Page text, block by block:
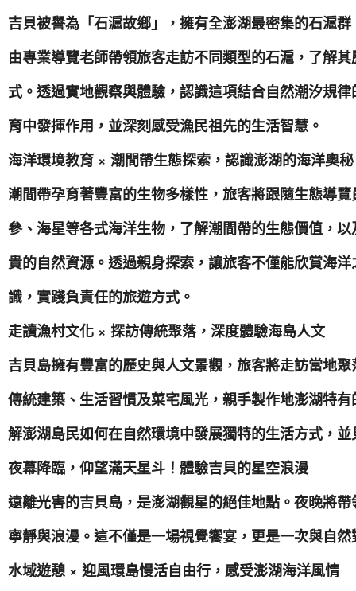
吉貝被譽為「石滬故鄉」，擁有全澎湖最密集的石滬
由專業導覽老師帶領旅客走訪不同類型的石滬，了解
式。透過實地觀察與體驗，認識這項結合自然潮汐規
育中發揮作用，並深刻感受漁民祖先的生活智慧。
海洋環境教育 × 潮間帶生態探索，認識澎湖的海洋奧秘
潮間帶孕育著豐富的生物多樣性，旅客將跟隨生態導
參、海星等各式海洋生物，了解潮間帶的生態價值，
貴的自然資源。透過親身探索，讓旅客不僅能欣賞海
識，實踐負責任的旅遊方式。
走讀漁村文化 × 探訪傳統聚落，深度體驗海島人文
吉貝島擁有豐富的歷史與人文景觀，旅客將走訪當地
傳統建築、生活習慣及菜宅風光，親手製作地澎湖特
解澎湖島民如何在自然環境中發展獨特的生活方式，
夜幕降臨，仰望滿天星斗！體驗吉貝的星空浪漫
遠離光害的吉貝島，是澎湖觀星的絕佳地點。夜晚將
寧靜與浪漫。這不僅是一場視覺饗宴，更是一次與自
水域遊憩 × 迎風環島慢活自由行，感受澎湖海洋風情